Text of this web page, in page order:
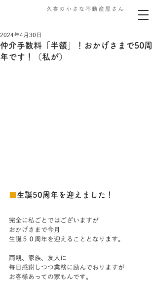
久喜の小さな不動産屋さん
仲介手数料「半額」！おかげさまで50周
年です！（私が）
2024年4月30日
■生誕50周年を迎えました！
完全に私ごとではございますが
おかげさまで今月
生誕５０周年を迎えることとなります。
両親、家族、友人に
毎日感謝しつつ業務に励んでおりますが
お客様あっての家もんです。